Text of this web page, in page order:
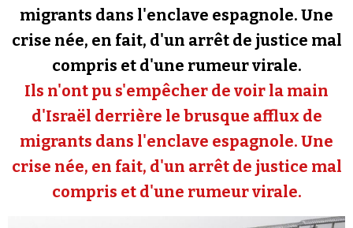
Newsletter
Faire un don
Demander à Vera
Se connecter
migrants dans l'enclave espagnole. Une
crise née, en fait, d'un arrêt de justice mal
compris et d'une rumeur virale.
Ils n'ont pu s'empêcher de voir la main
d'Israël derrière le brusque afflux de
migrants dans l'enclave espagnole. Une
crise née, en fait, d'un arrêt de justice mal
compris et d'une rumeur virale.